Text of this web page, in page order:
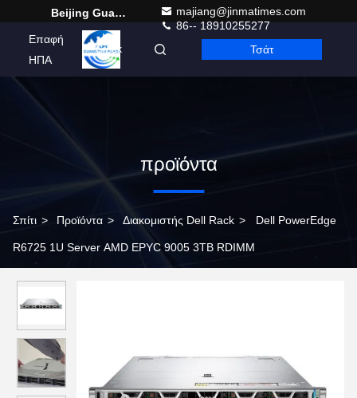
Beijing Guangtian Runze Technology Co., Ltd.
majiang@jinmatimes.com
86-- 18910255277
Επαφή
ΗΠΑ
Greek Τσάτ
προϊόντα
Σπίτι > Προϊόντα > Διακομιστής Dell Rack > Dell PowerEdge
R6725 1U Server AMD EPYC 9005 3TB RDIMM